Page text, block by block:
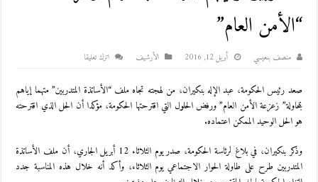
“الأمن العام”
منصف بنعيسي أبريل 12, 2016 اﻷرشيف اترك تعليقا
صعد رئيس الحكومة، عبد الإله بنكيران، من لهجته تجاه ملف “الأساتذة المتدربين” متهما إياهم
بمحاولة” زعزعة الأمن العام” ورفض الحلول التي اقترحتها الحكومة، مؤكدا أن الحل الذي اقترحته
هو الحل الوحيد الممكن اعتماده.
وذكر بنكيران، في بلاغ لرئاسة الحكومة، صدر يوم الثلاثاء 12 أبريل الجاري، أن ملف الأساتذة
المتدربين طرح على طاولة الحوار الاجتماعي يوم الثلاثاء، وأكد أنه خلال هذه المناسبة جدد